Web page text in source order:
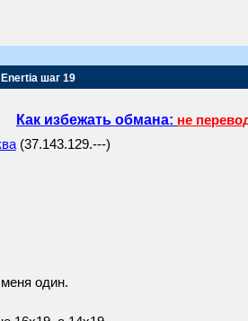
шаг 19
Как избежать обмана: не
(37.143.129.---)
один.